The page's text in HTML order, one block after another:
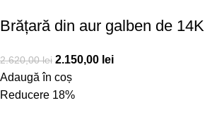
Brățară din aur galben de 14K
2.620,00lei 2.150,00 lei
Adaugă în coș
Reducere 18%